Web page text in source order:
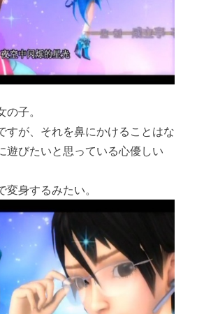
子。
すが、それを鼻にかけることはな
遊びたいと思っている心優しい
変身するみたい。